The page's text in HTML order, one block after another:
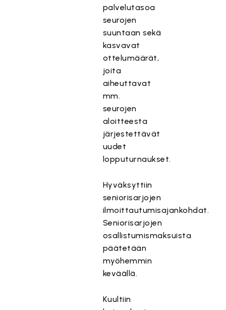
palvelutasoa
seurojen
suuntaan sekä
kasvavat
ottelumäärät,
joita
aiheuttavat
mm.
seurojen
aloitteesta
järjestettävät
uudet
lopputurnaukset.
Hyväksyttiin
seniorisarjojen
ilmoittautumisajankohdat.
Seniorisarjojen
osallistumismaksuista
päätetään
myöhemmin
keväällä.
Kuultiin